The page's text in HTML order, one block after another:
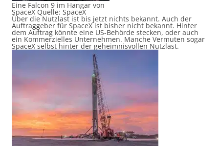
Eine Falcon 9 im Hangar von
SpaceX Quelle: SpaceX
Über die Nutzlast ist bis jetzt nichts bekannt. Auch der
Auftraggeber für SpaceX ist bisher nicht bekannt. Hinter
dem Auftrag könnte eine US-Behörde stecken, oder auch
ein Kommerzielles Unternehmen. Manche Vermuten sogar
SpaceX selbst hinter der geheimnisvollen Nutzlast.